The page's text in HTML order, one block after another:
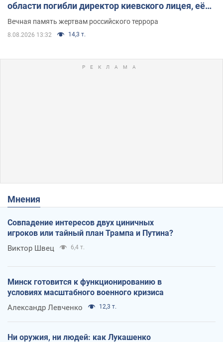
области погибли директор киевского лицея, её
муж и внук
Вечная память жертвам российского террора
8.08.2026 13:32 14,3 т.
Мнения
Совпадение интересов двух циничных
игроков или тайный план Трампа и Путина?
Виктор Швец 6,4 т.
Минск готовится к функционированию в
условиях масштабного военного кризиса
Александр Левченко 12,3 т.
Ни оружия, ни людей: как Лукашенко